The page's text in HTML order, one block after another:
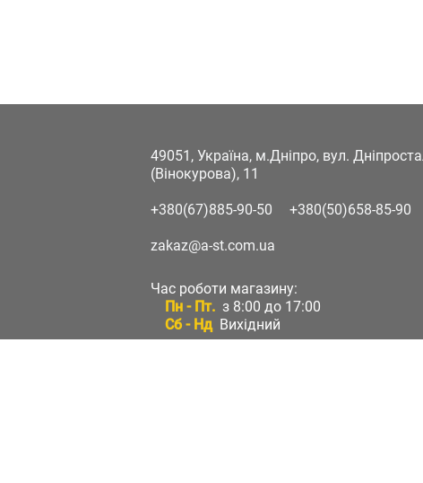
49051, Україна, м.Дніпро, вул.
(Вінокурова), 11
+380(67)885-90-50 +380(50)658-85-90
zakaz@a-st.com.ua
Час роботи магазину:
Пн - Пт. з 8:00 до 17:00
Сб - Нд Вихідний